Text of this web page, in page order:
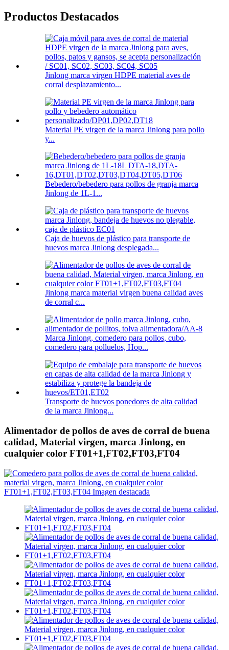
Productos Destacados
Jinlong marca virgen HDPE material aves de
corral desplazamiento...
Material PE virgen de la marca Jinlong para pollo
y...
Bebedero/bebedero para pollos de granja marca
Jinlong de 1L-1...
Caja de huevos de plástico para transporte de
huevos marca Jinlong desplegada...
Jinlong marca material virgen buena calidad aves
de corral c...
Marca Jinlong, comedero para pollos, cubo,
comedero para polluelos, Hop...
Transporte de huevos ponedores de alta calidad
de la marca Jinlong...
Alimentador de pollos de aves de corral de buena
calidad, Material virgen, marca Jinlong, en
cualquier color FT01+1,FT02,FT03,FT04